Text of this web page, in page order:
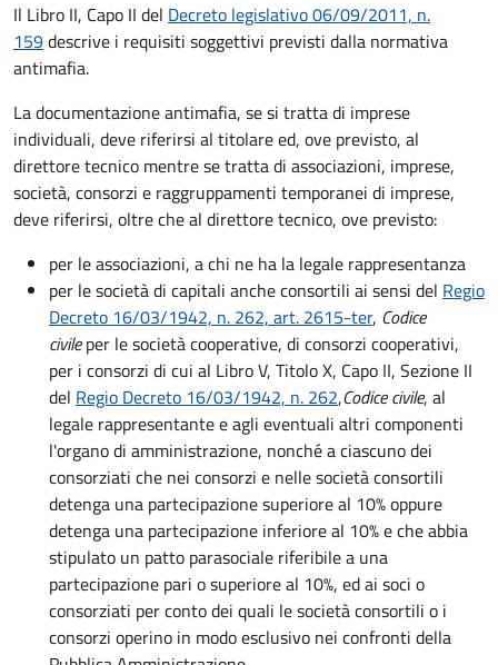
Il Libro II, Capo II del Decreto legislativo 06/09/2011, n.
159descrive i requisiti soggettivi previsti dalla normativa
antimafia.
La documentazione antimafia, se si tratta di imprese
individuali, deve riferirsi al titolare ed, ove previsto, al
direttore tecnico mentre setratta di associazioni, imprese,
società, consorzi e raggruppamenti temporanei di imprese,
deve riferirsi, oltre che al direttore tecnico, ove previsto:
per le associazioni, a chi ne ha la legale rappresentanza
per le società di capitali anche consortili ai sensi del Regio
Decreto 16/03/1942, n. 262, art. 2615-ter, Codice
civileper le società cooperative, di consorzi cooperativi,
per i consorzi di cui al Libro V, Titolo X, Capo II, Sezione II
del Regio Decreto 16/03/1942, n. 262,Codice civile, al
legale rappresentante e agli eventuali altri componenti
l'organo di amministrazione, nonché a ciascuno dei
consorziati che nei consorzi e nelle società consortili
detenga una partecipazione superiore al 10% oppure
detenga una partecipazione inferiore al 10% e che abbia
stipulato un patto parasociale riferibile a una
partecipazione pari o superiore al 10%, ed ai soci o
consorziati per conto dei quali le società consortili o i
consorzi operino in modo esclusivo nei confronti della